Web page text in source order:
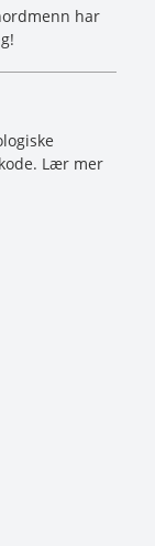
har
Lær mer